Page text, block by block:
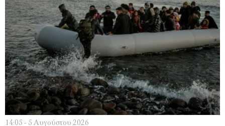
14:05 - 5 Αυγούστου 2026